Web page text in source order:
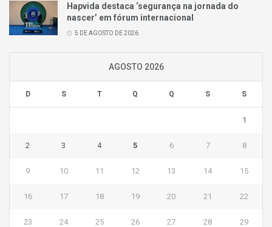
Hapvida destaca ‘segurança na jornada do
nascer’ em fórum internacional
5 DE AGOSTO DE 2026
AGOSTO 2026
D S T Q Q S S
1
2 3 4 5 6 7 8
9 10 11 12 13 14 15
16 17 18 19 20 21 22
23 24 25 26 27 28 29